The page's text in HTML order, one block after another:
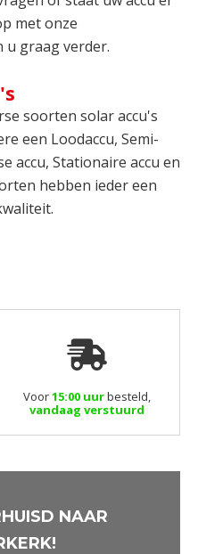
met onze
u graag verder.
soorten solar accu's
een Loodaccu, Semi-
accu, Stationaire accu en
hebben ieder een
Voor15:00 uurbesteld,
vandaag verstuurd
NAAR